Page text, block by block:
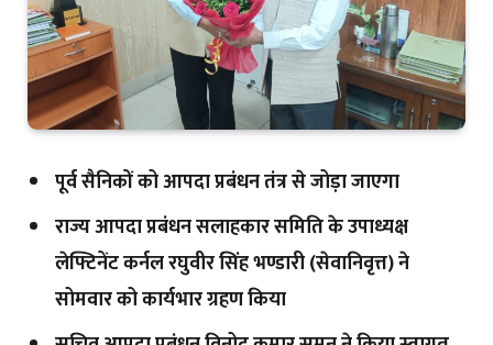
पूर्व सैनिकों को आपदा प्रबंधन तंत्र से जोड़ा जाएगा
राज्य आपदा प्रबंधन सलाहकार समिति के उपाध्यक्ष
लेफ्टिनेंट कर्नल रघुवीर सिंह भण्डारी (सेवानिवृत्त) ने
सोमवार को कार्यभार ग्रहण किया